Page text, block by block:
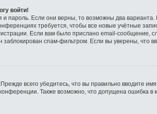
войти!
пароль. Если они верны, то возможны два
требуется, чтобы все новые учётные
Если вам было прислано email-сообщение,
спам-фильтром. Если вы уверены, что
всего убедитесь, что вы правильно вводите
Также возможно, что допущена ошибка